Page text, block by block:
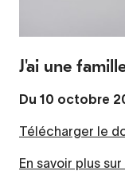
J'ai une
Du 10 octobre
Télécharger le
En savoir plus